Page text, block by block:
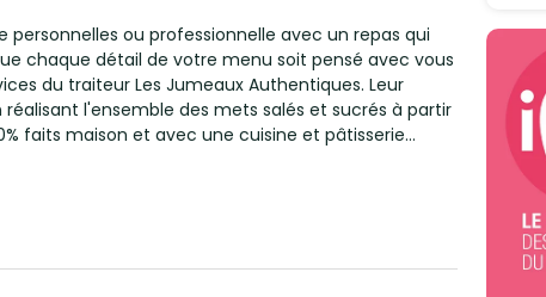
ou professionnelle avec un repas qui
chaque détail de votre menu soit pensé avec vous
du traiteur Les Jumeaux Authentiques. Leur
l'ensemble des mets salés et sucrés à partir
faits maison et avec une cuisine et pâtisserie
complet pour mariage